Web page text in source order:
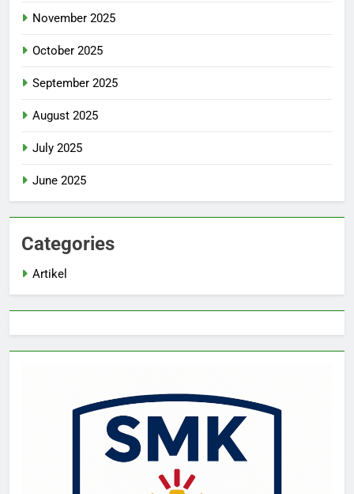
November 2025
October 2025
September 2025
August 2025
July 2025
June 2025
Categories
Artikel